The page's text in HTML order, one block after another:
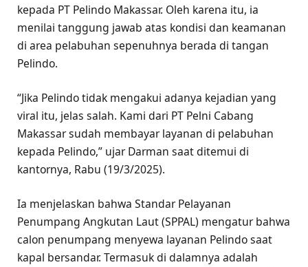
kepada PT Pelindo Makassar. Oleh karena itu, ia
menilai tanggung jawab atas kondisi dan keamanan
di area pelabuhan sepenuhnya berada di tangan
Pelindo.
“Jika Pelindo tidak mengakui adanya kejadian yang
viral itu, jelas salah. Kami dari PT Pelni Cabang
Makassar sudah membayar layanan di pelabuhan
kepada Pelindo,” ujar Darman saat ditemui di
kantornya, Rabu (19/3/2025).
Ia menjelaskan bahwa Standar Pelayanan
Penumpang Angkutan Laut (SPPAL) mengatur bahwa
calon penumpang menyewa layanan Pelindo saat
kapal bersandar. Termasuk di dalamnya adalah